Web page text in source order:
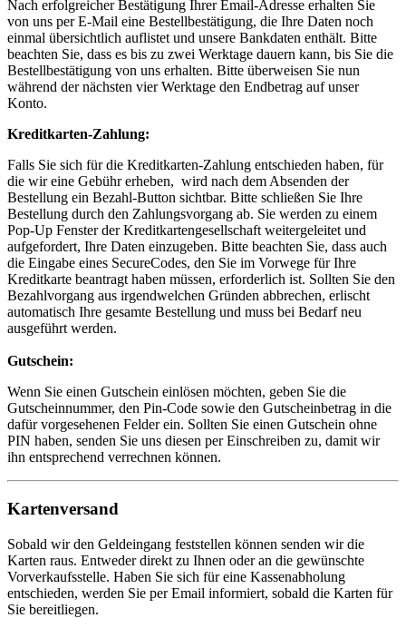
Nach erfolgreicher Bestätigung Ihrer Email-Adresse erhalten Sie
von uns per E-Mail eine Bestellbestätigung, die Ihre Daten noch
einmal übersichtlich auflistet und unsere Bankdaten enthält. Bitte
beachten Sie, dass es bis zu zwei Werktage dauern kann, bis Sie die
Bestellbestätigung von uns erhalten. Bitte überweisen Sie nun
während der nächsten vier Werktage den Endbetrag auf unser
Konto.
Kreditkarten-Zahlung:
Falls Sie sich für die Kreditkarten-Zahlung entschieden haben, für
die wir eine Gebühr erheben, wird nach dem Absenden der
Bestellung ein Bezahl-Button sichtbar. Bitte schließen Sie Ihre
Bestellung durch den Zahlungsvorgang ab. Sie werden zu einem
Pop-Up Fenster der Kreditkartengesellschaft weitergeleitet und
aufgefordert, Ihre Daten einzugeben. Bitte beachten Sie, dass auch
die Eingabe eines SecureCodes, den Sie im Vorwege für Ihre
Kreditkarte beantragt haben müssen, erforderlich ist. Sollten Sie den
Bezahlvorgang aus irgendwelchen Gründen abbrechen, erlischt
automatisch Ihre gesamte Bestellung und muss bei Bedarf neu
ausgeführt werden.
Gutschein:
Wenn Sie einen Gutschein einlösen möchten, geben Sie die
Gutscheinnummer, den Pin-Code sowie den Gutscheinbetrag in die
dafür vorgesehenen Felder ein. Sollten Sie einen Gutschein ohne
PIN haben, senden Sie uns diesen per Einschreiben zu, damit wir
ihn entsprechend verrechnen können.
Kartenversand
Sobald wir den Geldeingang feststellen können senden wir die
Karten raus. Entweder direkt zu Ihnen oder an die gewünschte
Vorverkaufsstelle. Haben Sie sich für eine Kassenabholung
entschieden, werden Sie per Email informiert, sobald die Karten für
Sie bereitliegen.